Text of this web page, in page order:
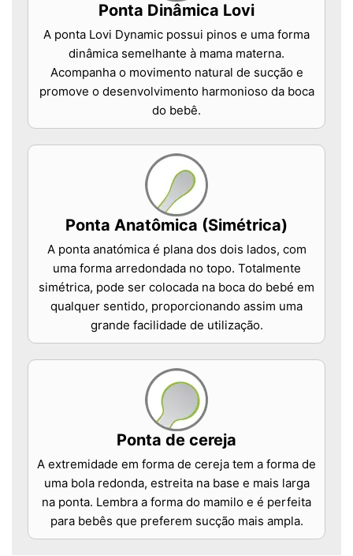
Ponta Dinâmica Lovi
A ponta Lovi Dynamic possui pinos e uma forma
dinâmica semelhante à mama materna.
Acompanha o movimento natural de sucção e
promove o desenvolvimento harmonioso da boca
do bebê.
Ponta Anatômica (Simétrica)
A ponta anatómica é plana dos dois lados, com
uma forma arredondada no topo. Totalmente
simétrica, pode ser colocada na boca do bebé em
qualquer sentido, proporcionando assim uma
grande facilidade de utilização.
Ponta de cereja
A extremidade em forma de cereja tem a forma de
uma bola redonda, estreita na base e mais larga
na ponta. Lembra a forma do mamilo e é perfeita
para bebês que preferem sucção mais ampla.